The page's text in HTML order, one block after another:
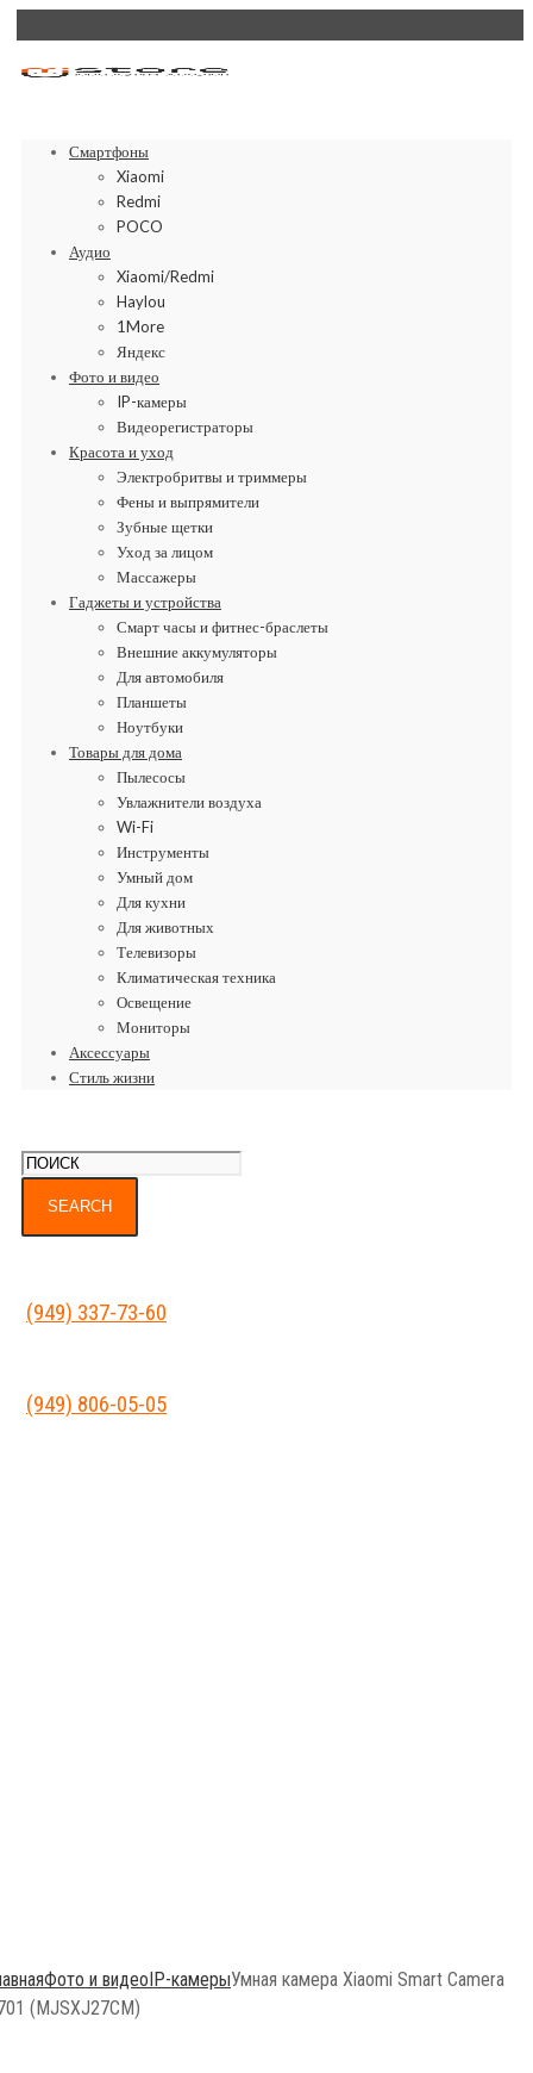
Смартфоны
Xiaomi
Redmi
POCO
Аудио
Xiaomi/Redmi
Haylou
1More
Яндекс
Фото и видео
IP-камеры
Видеорегистраторы
Красота и уход
Электробритвы и триммеры
Фены и выпрямители
Зубные щетки
Уход за лицом
Массажеры
Гаджеты и устройства
Смарт часы и фитнес-браслеты
Внешние аккумуляторы
Для автомобиля
Планшеты
Ноутбуки
Товары для дома
Пылесосы
Увлажнители воздуха
Wi-Fi
Инструменты
Умный дом
Для кухни
Для животных
Телевизоры
Климатическая техника
Освещение
Мониторы
Аксессуары
Стиль жизни
(949) 337-73-60
(949) 806-05-05
Фото и видеоIP-камерыУмная камера Xiaomi Smart Camera
(MJSXJ27CM)